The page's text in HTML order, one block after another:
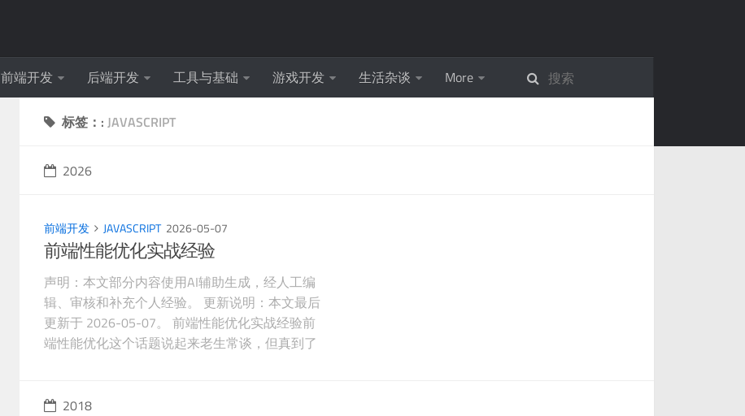
前端开发 后端开发 工具与基础 游戏开发 生活杂谈 More
标签：: JAVASCRIPT
2026
前端开发 JAVASCRIPT 2026-05-07
前端性能优化实战经验
声明：本文部分内容使用AI辅助生成，经人工编
辑、审核和补充个人经验。 更新说明：本文最后
更新于 2026-05-07。 前端性能优化实战经验前
端性能优化这个话题说起来老生常谈，但真到了
Vue移动端H5项目，把常见的性能问题几乎碰了
2018